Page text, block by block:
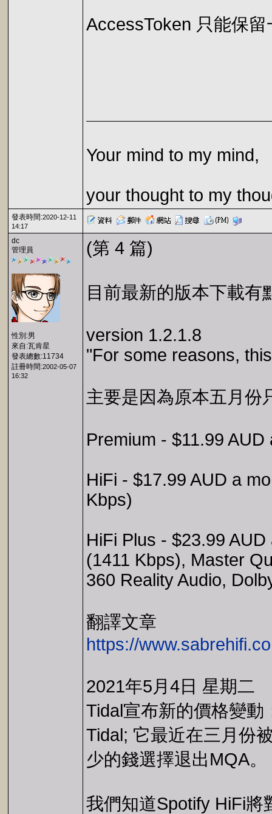
AccessToken 只能保
Your mind to my mind,
your thought to my
發表時間:2020-12-11
14:17
dc
管理員
性別:男
來自:瓦肯星
發表總數:11734
註冊時間:2002-05-07
16:32
(第 4 篇)
目前最新的版本下載有
version 1.2.1.8
"For some reasons,
主要是因為原本五月份
Premium - $11.99
HiFi - $17.99 AUD a
Kbps)
HiFi Plus - $23.99
(1411 Kbps), Master
360 Reality Audio,
翻譯文章
https://
2021年5月4日 星期二
Tidal宣布新的價格變
Tidal; 它最近在三月份
少的錢選擇退出MQA。
我們知道Spotify HiFi將